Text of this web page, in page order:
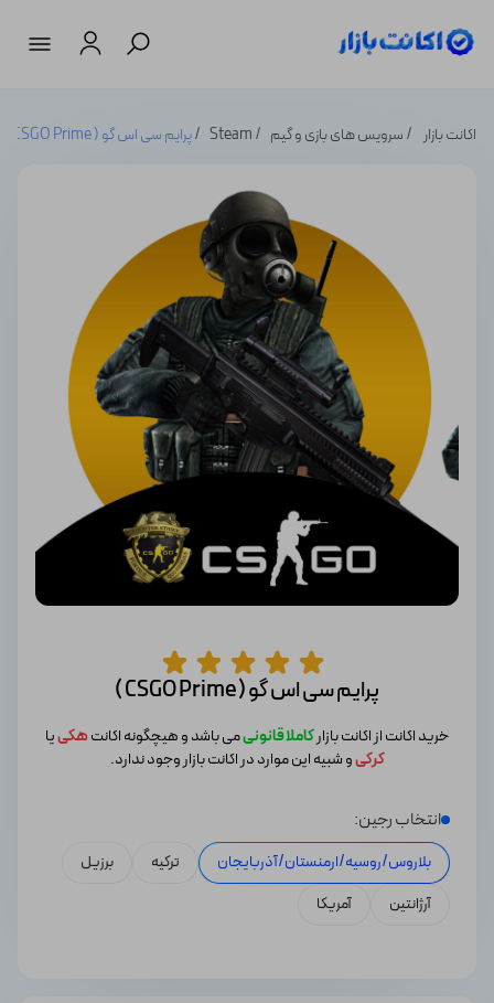
اکانت بازار سرویس های بازی و گیم Steam پرایم سی اس گو ( CSGO Prime )
پرایم سی اس گو ( CSGO Prime )
خرید اکانت از اکانت بازارکاملا قانونیمی باشد و هیچگونه اکانتهکییا
کرکیو شبیه این موارد در اکانت بازار وجود ندارد.
انتخاب رجین:
بلاروس/روسیه/ارمنستان/آذربایجان ترکیه
برزیل
آرژانتین
آمریکا